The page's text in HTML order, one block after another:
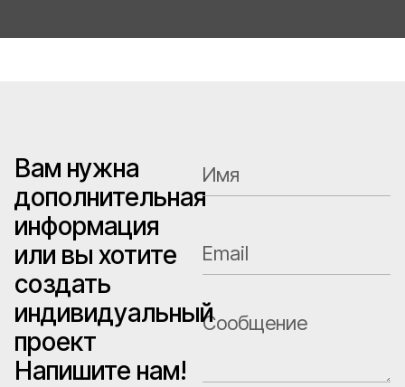
Вам нужна
дополнительная
информация
или вы хотите
создать
индивидуальный
проект
Напишите нам!